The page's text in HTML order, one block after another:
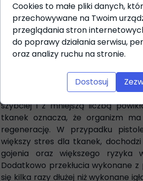
działa, może powodować większy
zabiegu. Igła jednorazowa,
końcówkę, wchodzi w tkankę
delikatny, co zazwyczaj skutkuje
szybszym powrotem do
5. Łatwiejsze gojenie
Zabiegi wykonane igłą
szybciej i z mniejszą liczbą
tkanek oznacza, że organizm
regenerację. W przypadku
większy stres dla tkanek, dochodzi
gojenia oraz większego ryzyka
Dodatkowo przekłucia wykonane
się kilka razy dłużej niż wykonane
Cookies to małe pliki danych,
przechowywane na Twoim
przeglądania stron
do poprawy działania serwisu,
oraz analizy ruchu na stronie.
Dostosuj